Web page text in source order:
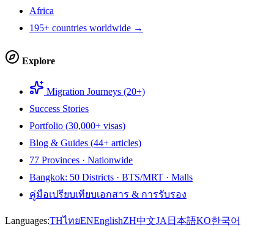
Africa
195+ countries worldwide →
Explore
Migration Journeys (20+)
Success Stories
Portfolio (30,000+ visas)
Blog & Guides (44+ articles)
77 Provinces · Nationwide
Bangkok: 50 Districts · BTS/MRT · Malls
คู่มือเปรียบเทียบเอกสาร & การรับรอง
Languages:THไทยENEnglishZH中文JA 日本語KO한국어